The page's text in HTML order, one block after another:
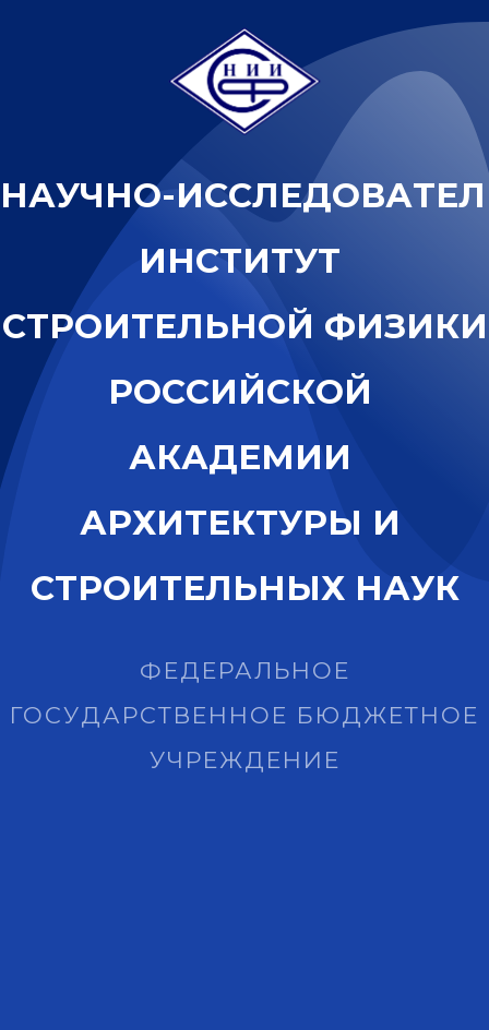
НАУЧНО-ИССЛЕДОВАТЕЛ
ИНСТИТУТ
СТРОИТЕЛЬНОЙ ФИЗИКИ
РОССИЙСКОЙ
АКАДЕМИИ
АРХИТЕКТУРЫ И
СТРОИТЕЛЬНЫХ НАУК
ФЕДЕРАЛЬНОЕ
ГОСУДАРСТВЕННОЕ БЮДЖЕТНОЕ
УЧРЕЖДЕНИЕ